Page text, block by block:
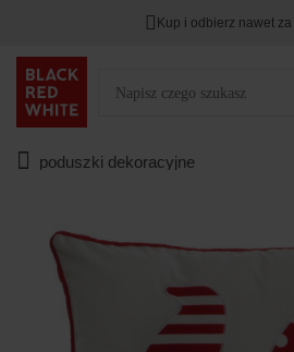
Kup i odbierz nawet
poduszki dekoracyjne